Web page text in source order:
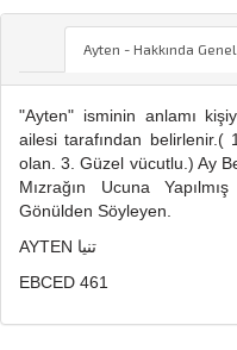
Ayten - Hakkında
"Ayten" isminin anlamı
ailesi tarafından
olan. 3. Güzel vücutlu.) Ay
Mızrağın Ucuna
Gönülden Söyleyen.
AYTEN تنيا
EBCED 461